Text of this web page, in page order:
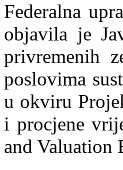
Federalna
objavila je
privremenih
poslovima
u okviru
i procjene
and Valuation